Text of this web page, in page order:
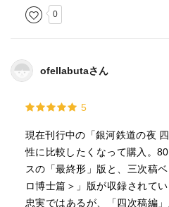
0
ofellabutaさん
5
現在刊行中の「銀河鉄道の夜
性に比較したくなって購入。
スの「最終形」版と、三次稿
ロ博士篇＞」版が収録されて
忠実ではあるが、「四次稿編